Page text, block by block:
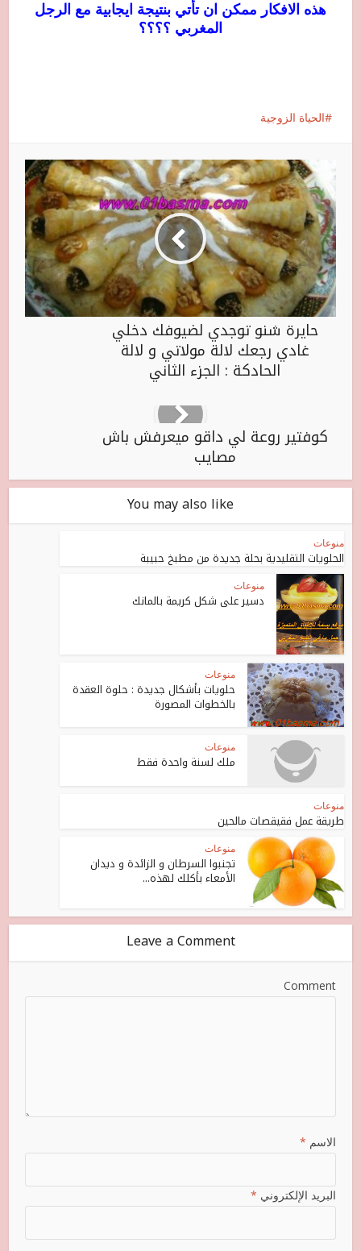
هذه الافكار ممكن ان تأتي بنتيجة ايجابية مع الرجل
المغربي ؟؟؟؟
الحياة الزوجية
حايرة شنو توجدي لضيوفك دخلي
غادي رجعك لالة مولاتي و لالة
الحادكة : الجزء الثاني
كوفتير روعة لي داقو ميعرفش باش
مصايب
You may also like
منوعات
الحلويات التقليدية بحلة جديدة من مطبخ حبيبة
منوعات
دسير على شكل كريمة بالمانك
منوعات
حلويات بأشكال جديدة : حلوة العقدة
بالخطوات المصورة
منوعات
ملك لسنة واحدة فقط
منوعات
طريقة عمل فقيقصات مالحين
منوعات
تجنبوا السرطان و الزائدة و ديدان
الأمعاء بأكلك لهذه...
Leave a Comment
Comment
الاسم *
البريد الإلكتروني *